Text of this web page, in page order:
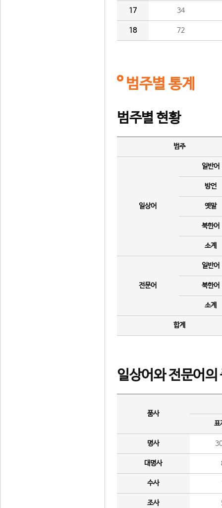
17 34
18 72
범주별 통계
범주별 현황
범주
일상어
일반어
방언
옛말
북한어
소계
전문어
일반어
북한어
소계
합계
일상어와 전문어의
품사
표
명사
대명사
수사
조사